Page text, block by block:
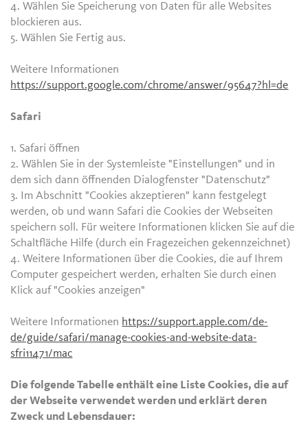
4. Wählen Sie Speicherung von Daten für alle Websites
blockieren aus.
5. Wählen Sie Fertig aus.
Weitere Informationen
https://support.google.com/chrome/answer/95647?hl=de
Safari
1. Safari öffnen
2. Wählen Sie in der Systemleiste "Einstellungen" und in
dem sich dann öffnenden Dialogfenster "Datenschutz"
3. Im Abschnitt "Cookies akzeptieren" kann festgelegt
werden, ob und wann Safari die Cookies der Webseiten
speichern soll. Für weitere Informationen klicken Sie auf die
Schaltfläche Hilfe (durch ein Fragezeichen gekennzeichnet)
4. Weitere Informationen über die Cookies, die auf Ihrem
Computer gespeichert werden, erhalten Sie durch einen
Klick auf "Cookies anzeigen"
Weitere Informationen https://support.apple.com/de-
de/guide/safari/manage-cookies-and-website-data-
sfri11471/mac
Die folgende Tabelle enthält eine Liste Cookies, die auf
der Webseite verwendet werden und erklärt deren
Zweck und Lebensdauer: